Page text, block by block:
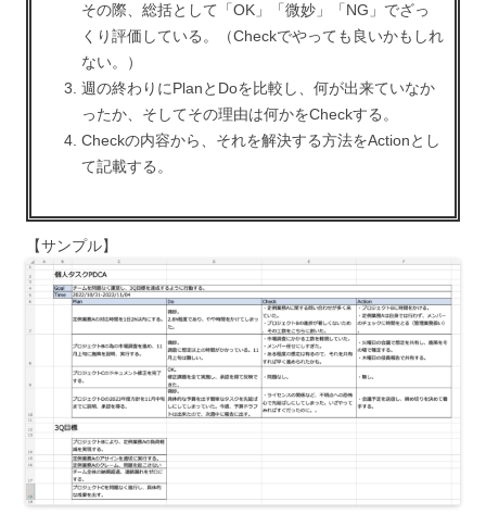
その際、総括として「OK」「微妙」「NG」でざっ
くり評価している。（Checkでやっても良いかもしれ
ない。）
週の終わりにPlanとDoを比較し、何が出来ていなか
ったか、そしてその理由は何かをCheckする。
Checkの内容から、それを解決する方法をActionとし
て記載する。
【サンプル】